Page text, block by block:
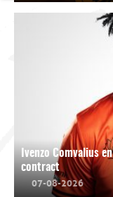
Ivenzo Comvalius
contract
07-08-2026